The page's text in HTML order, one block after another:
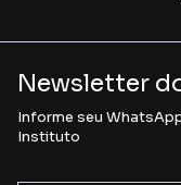
Newsletter
Informe seu
Instituto